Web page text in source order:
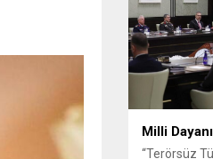
Milli
“Terörsüz